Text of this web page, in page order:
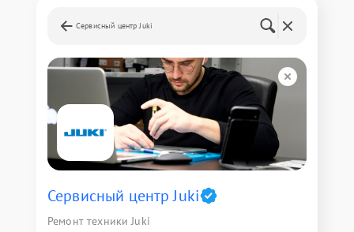
Сервисный центр Juki
Сервисный центр Juki
Ремонт техники Juki